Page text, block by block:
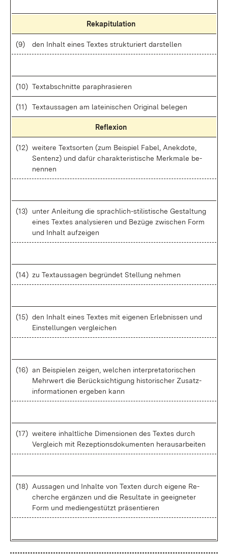
Re­ka­pi­tu­la­ti­on
(9) den In­halt ei­nes Tex­tes struk­tu­riert dar­stel­len
(10) Text­ab­schnit­te pa­ra­phra­sie­ren
(11) Text­aus­sa­gen am la­tei­ni­schen Ori­gi­nal be­le­gen
Re­fle­xi­on
(12) wei­te­re Text­sor­ten (zum Bei­spiel Fa­bel, An­ek­do­te,
Sen­tenz) und da­für cha­rak­te­ris­ti­sche Merk­ma­le be­
nen­nen
(13)
un­ter An­lei­tung die sprach­lich-sti­lis­ti­sche Ge­stal­tung
ei­nes Tex­tes ana­ly­sie­ren und Be­zü­ge zwi­schen Form
und In­halt auf­zei­gen
(14) zu Text­aus­sa­gen be­grün­det Stel­lung neh­men
(15) den In­halt ei­nes Tex­tes mit ei­ge­nen Er­leb­nis­sen und
Ein­stel­lun­gen ver­glei­chen
(16) an Bei­spie­len zei­gen, wel­chen in­ter­pre­ta­to­ri­schen
Mehr­wert die Be­rück­sich­ti­gung his­to­ri­scher Zu­satz­
in­for­ma­tio­nen er­ge­ben kann
(17) wei­te­re in­halt­li­che Di­men­sio­nen des Tex­tes durch
Ver­gleich mit Re­zep­ti­ons­do­ku­men­ten her­aus­ar­bei­ten
(18) Aus­sa­gen und In­hal­te von Tex­ten durch ei­ge­ne Re­
cher­che er­gän­zen und die Re­sul­ta­te in ge­eig­ne­ter
Form und me­di­en­ge­stützt prä­sen­tie­ren